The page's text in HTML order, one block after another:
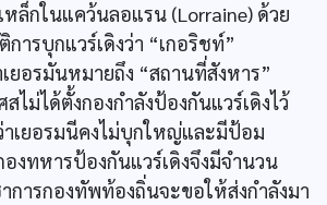
หล็กในแคว้นลอแรน (Lorraine) ด้วย
ารบุกแวร์เดิงว่า “เกอริชท์”
ยอรมันหมายถึง “สถานที่สังหาร”
สไม่ได้ตั้งกองกำลังป้องกันแวร์เดิงไว้
าเยอรมนีคงไม่บุกใหญ่และมีป้อม
งทหารป้องกันแวร์เดิงจึงมีจำนวน
ารกองทัพท้องถิ่นจะขอให้ส่งกำลังมา